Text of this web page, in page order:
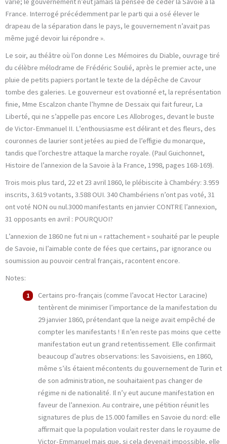
France. Interrogé précédemment par le parti qui a osé élever le
drapeau de la séparation dans le pays, le gouvernement n’avait pas
même jugé devoir lui répondre ».
Le soir, au théâtre où l’on donne Les Mémoires du Diable, ouvrage tiré
du célèbre mélodrame de Frédéric Soulié, après le premier acte, une
pluie de petits papiers portant le texte de la dépêche de Cavour
tombe des galeries. Le gouverneur est ovationné et, la représentation
finie, Mme Escalzon chante l’hymne de Dessaix qui fait fureur, La
Liberté, qui ne s’appelle pas encore Les Allobroges, devant le buste
de Victor-Emmanuel II. L’enthousiasme est délirant et des fleurs, des
couronnes de laurier sont jetées au pied de l’effigie du monarque,
tandis que l’orchestre attaque la marche royale. (Paul Guichonnet,
Histoire de l’annexion de la Savoie à la France, 1998, pages 168-169).
Trois mois plus tard, 22 et 23 avril 1860, le plébiscite à Chambéry: 3.959
inscrits, 3.619 votants, 3.588 OUI. 340 Chambériens n’ont pas voté, 31
ont voté NON ou nul.3000 manifestants en janvier CONTRE l’annexion,
31 opposants en avril : POURQUOI?
L’annexion de 1860 ne fut ni un « rattachement » souhaité par le peuple
de Savoie, ni l’aimable conte de fées que certains, par ignorance ou
soumission au pouvoir central français, racontent encore.
Notes:
Certains pro-français (comme l’avocat Hector Laracine)
tentèrent de minimiser l’importance de la manifestation du
29 janvier 1860, prétendant que la neige avait empêché de
compter les manifestants ! Il n’en reste pas moins que cette
manifestation eut un grand retentissement. Elle confirmait
beaucoup d’autres observations: les Savoisiens, en 1860,
même s’ils étaient mécontents du gouvernement de Turin et
de son administration, ne souhaitaient pas changer de
régime ni de nationalité. Il n’y eut aucune manifestation en
faveur de l’annexion. Au contraire, une pétition réunit les
signatures de plus de 15.000 familles en Savoie du nord: elle
affirmait que la population voulait rester dans le royaume de
Victor-Emmanuel mais que, si cela devenait impossible, elle